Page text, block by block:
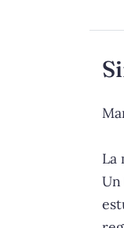
La
Un